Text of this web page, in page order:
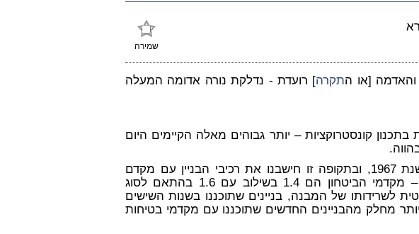
שמירה
[או התקרה] רועדת - נדלקת נורה אדומה המעלה
קונסטרוקציות – יותר גבוהים מאלה הקיימים היום
אני למדתי הנדסת בניין בטכניון עד שנת 1967, ובתקופה זו חישבנו את רכיבי הבניין עם מקדם
ביטחון של 2.5. בהווה, פרט לביסוס – מקדמי הביטחון הם 1.4 בשילוב עם 1.6 בהתאם לסוג
לשרידותו של המבנה, בניינים שתוכננו בשנות השישים
מחלק מהבניינים החדשים שתוכננו עם מקדמי בטיחות